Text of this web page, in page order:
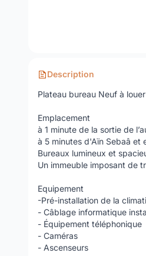
Description
Plateau bureau Neuf à
Emplacement
à 1 minute de la sortie de
à 5 minutes d'Aïn Sebaâ et
Bureaux lumineux et
Un immeuble imposant de
Equipement
-Pré-installation de la
- Câblage informatique
- Équipement téléphonique
- Caméras
- Ascenseurs